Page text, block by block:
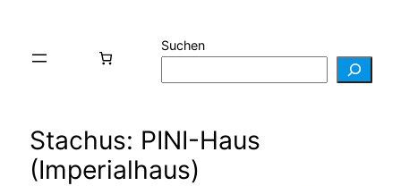
Suchen
Stachus: PINI-Haus
(Imperialhaus)